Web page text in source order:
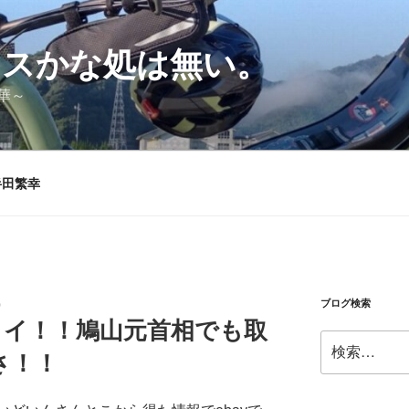
かな処は無い。
～
繁幸
！！鳩山元首相でも取
！
ブログ検索
索: